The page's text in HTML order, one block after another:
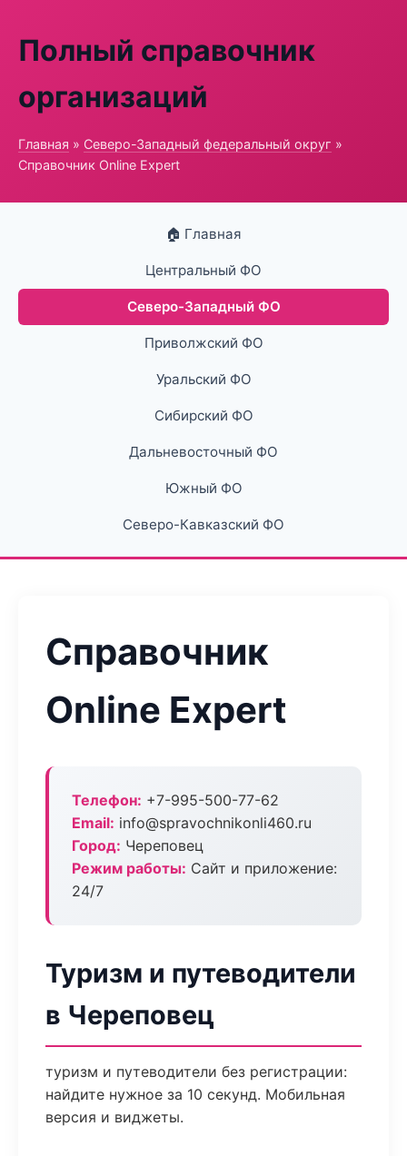
Полный справочник
организаций
Главная » Северо-Западный федеральный округ »
Справочник Online Expert
🏠 Главная
Центральный ФО
Северо-Западный ФО
Приволжский ФО
Уральский ФО
Сибирский ФО
Дальневосточный ФО
Южный ФО
Северо-Кавказский ФО
Справочник
Online Expert
Телефон: +7-995-500-77-62
Email: info@spravochnikonli460.ru
Город: Череповец
Режим работы: Сайт и приложение:
24/7
Туризм и путеводители
в Череповец
туризм и путеводители без регистрации:
найдите нужное за 10 секунд. Мобильная
версия и виджеты.